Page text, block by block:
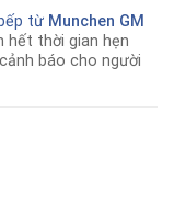
bếp từ Munchen GM
hết thời gian hẹn
báo cho người